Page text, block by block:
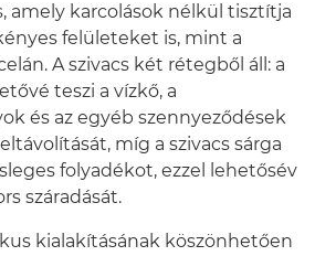
amely karcolások nélkül tisztítja
felületeket is, mint a
A szivacs két rétegből áll: a
teszi a vízkő, a
és az egyéb szennyeződések
míg a szivacs sárga
folyadékot, ezzel lehetősév
száradását.
kialakításának köszönhetően